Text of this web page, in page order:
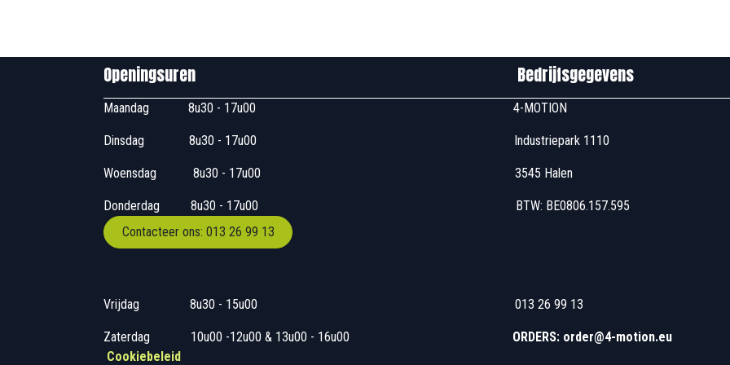
Openingsuren Bedrijfsgegevens
Maandag ​8u30 - 17u00 4-MOTION
Dinsdag ​8u30 - 17u00 Industriepark 1110
Woensdag ​​​ 8u30 - 17u00 3545 Halen
Donderdag
​​8u30 - 17u00 BTW:
Contacteer ons: 013 26 99 13
Vrijdag ​8u30 - 15u00 013 26 99 13
Zaterdag ​10u00 -12u00 & 13u00 - 16u00 ORDERS: order@4-motion.eu
Cookiebeleid